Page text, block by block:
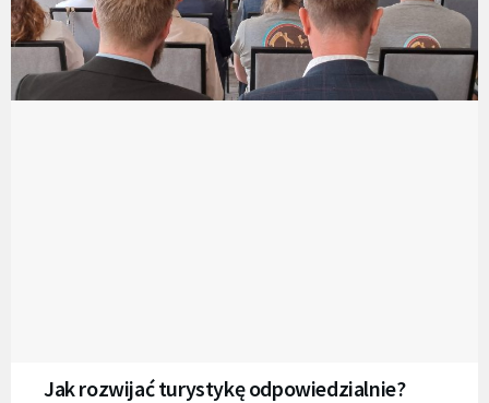
Jak rozwijać turystykę odpowiedzialnie?